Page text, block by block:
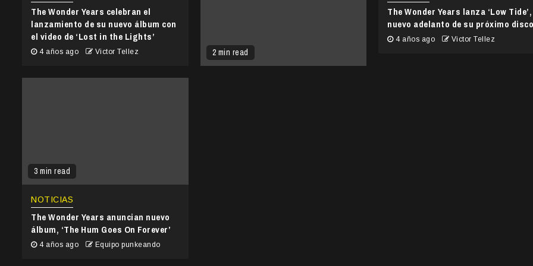
The Wonder Years celebran el
lanzamiento de su nuevo álbum con
el video de ‘Lost in the Lights’
4 años ago Victor Tellez 2 min read
The Wonder Years lanza ‘Low Tide’,
nuevo adelanto de su próximo
4 años ago Victor Tellez
3 min read
NOTICIAS
The Wonder Years anuncian nuevo
álbum, ‘The Hum Goes On Forever’
4 años ago Equipo punkeando